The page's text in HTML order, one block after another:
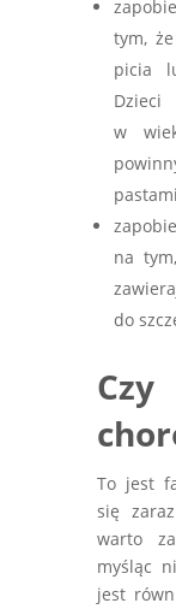
tym,
picia
Dzieci
w
na
do
To jest
się
warto
myśląc
jest